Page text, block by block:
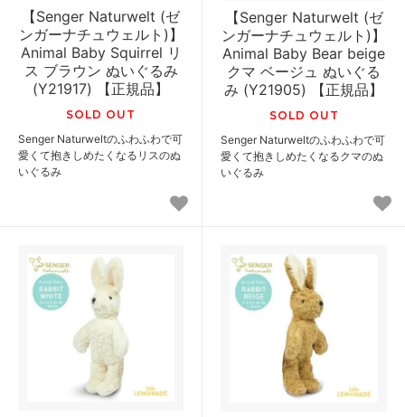
【Senger Naturwelt (ゼ
ンガーナチュウェルト)】
Animal Baby Squirrel リ
ス ブラウン ぬいぐるみ
(Y21917) 【正規品】
SOLD OUT
Senger Naturweltのふわふわで可
愛くて抱きしめたくなるリスのぬ
いぐるみ
【Senger Naturwelt (ゼ
ンガーナチュウェルト)】
Animal Baby Bear beige
クマ ベージュ ぬいぐる
み (Y21905) 【正規品】
SOLD OUT
Senger Naturweltのふわふわで可
愛くて抱きしめたくなるクマのぬ
いぐるみ